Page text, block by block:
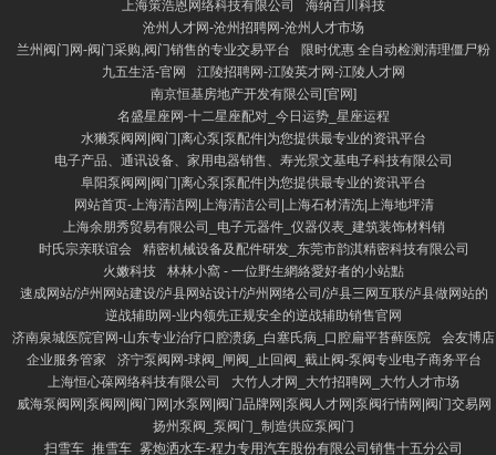
上海策浩恩网络科技有限公司
海纳百川科技
沧州人才网-沧州招聘网-沧州人才市场
兰州阀门网-阀门采购,阀门销售的专业交易平台
限时优惠 全自动检测清理僵尸粉
九五生活-官网
江陵招聘网-江陵英才网-江陵人才网
南京恒基房地产开发有限公司[官网]
名盛星座网-十二星座配对_今日运势_星座运程
水獭泵阀网|阀门|离心泵|泵配件|为您提供最专业的资讯平台
电子产品、通讯设备、家用电器销售、寿光景文基电子科技有限公司
阜阳泵阀网|阀门|离心泵|泵配件|为您提供最专业的资讯平台
网站首页-上海清洁网|上海清洁公司|上海石材清洗|上海地坪清
上海余朋秀贸易有限公司_电子元器件_仪器仪表_建筑装饰材料销
时氏宗亲联谊会
精密机械设备及配件研发_东莞市韵淇精密科技有限公司
火嫩科技
林林小窩 - 一位野生網絡愛好者的小站點
速成网站/泸州网站建设/泸县网站设计/泸州网络公司/泸县三网互联/泸县做网站的
逆战辅助网-业内领先正规安全的逆战辅助销售官网
济南泉城医院官网-山东专业治疗口腔溃疡_白塞氏病_口腔扁平苔藓医院
会友博店
企业服务管家
济宁泵阀网-球阀_闸阀_止回阀_截止阀-泵阀专业电子商务平台
上海恒心葆网络科技有限公司
大竹人才网_大竹招聘网_大竹人才市场
威海泵阀网|泵阀网|阀门网|水泵网|阀门品牌网|泵阀人才网|泵阀行情网|阀门交易网
扬州泵阀_泵阀门_制造供应泵阀门
扫雪车_推雪车_雾炮洒水车-程力专用汽车股份有限公司销售十五分公司